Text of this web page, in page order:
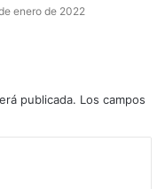
enero de 2022
publicada. Los campos